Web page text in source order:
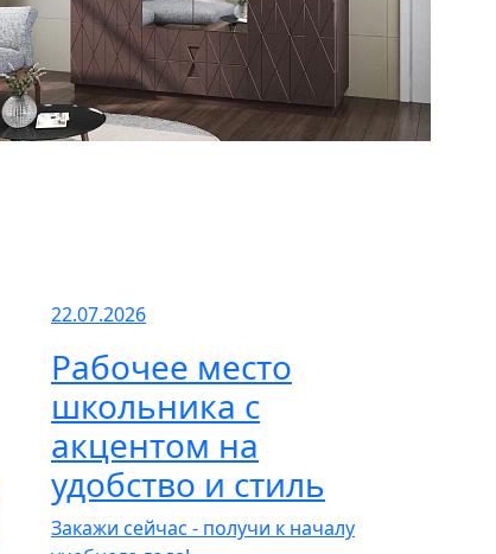
22.07.2026
Рабочее место
школьника с
акцентом на
удобство и стиль
Закажи сейчас - получи к началу